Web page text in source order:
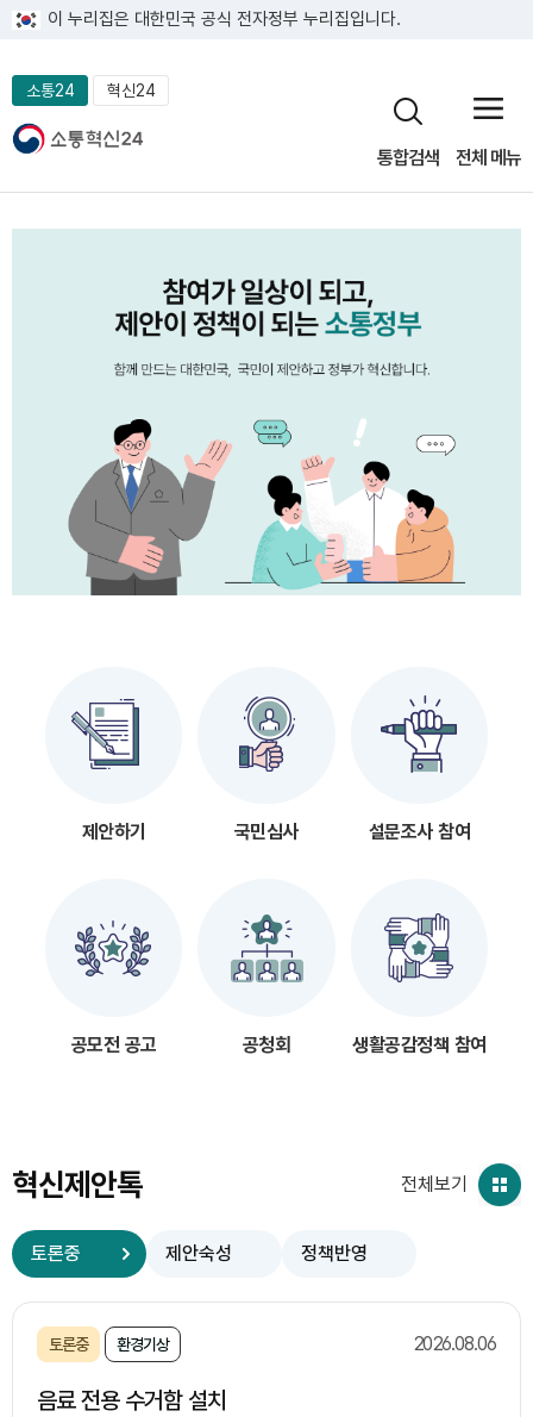
이 누리집은 대한민국 공식 전자정부 누리집입니다.
소통24 혁신24
통합검색 전체 메뉴
제안하기 국민심사 설문조사 참여
공모전 공고 공청회 생활공감정책 참여
혁신제안톡
토론중 제안숙성 정책반영
토론중 환경기상 2026.08.06
음료 전용 수거함 설치
전체보기